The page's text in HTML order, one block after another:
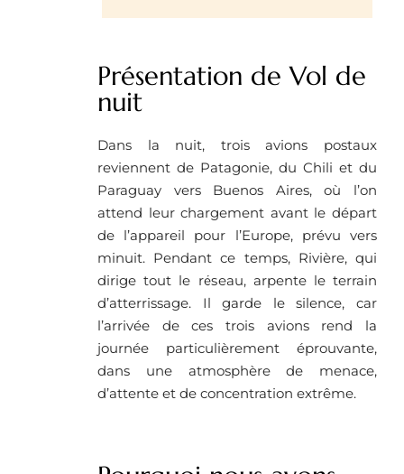
Présentation de Vol de
nuit
Dans la nuit, trois avions postaux
reviennent de Patagonie, du Chili et du
Paraguay vers Buenos Aires, où l’on
attend leur chargement avant le départ
de l’appareil pour l’Europe, prévu vers
minuit. Pendant ce temps, Rivière, qui
dirige tout le réseau, arpente le terrain
d’atterrissage. Il garde le silence, car
l’arrivée de ces trois avions rend la
journée particulièrement éprouvante,
dans une atmosphère de menace,
d’attente et de concentration extrême.